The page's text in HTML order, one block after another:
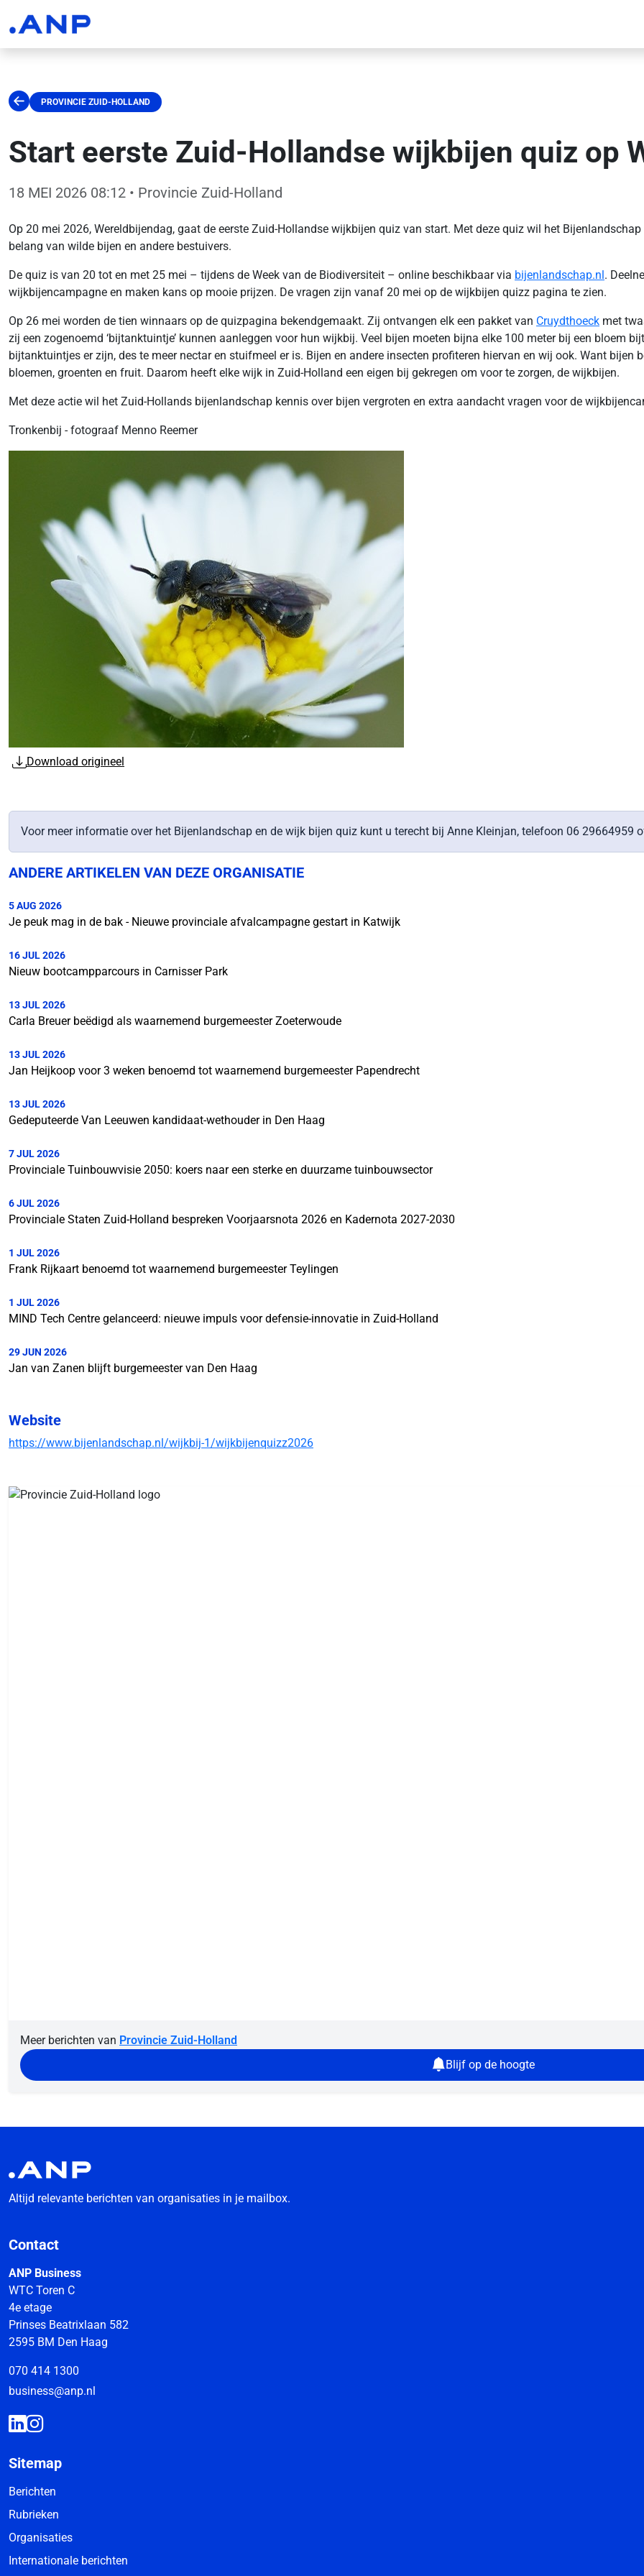
PROVINCIE ZUID-HOLLAND
Start eerste Zuid-Hollandse wijkbijen quiz op
18 MEI 2026 08:12 • Provincie Zuid-Holland
Op 20 mei 2026, Wereldbijendag, gaat de eerste Zuid-Hollandse wijkbijen quiz van start. Met deze quiz wil het
belang van wilde bijen en andere bestuivers.
De quiz is van 20 tot en met 25 mei – tijdens de Week van de Biodiversiteit – online beschikbaar via bijenlandschap.nl.
wijkbijencampagne en maken kans op mooie prijzen. De vragen zijn vanaf 20 mei op de wijkbijen quizz pagina te zien.
Op 26 mei worden de tien winnaars op de quizpagina bekendgemaakt. Zij ontvangen elk een pakket van Cruydthoeck met
zij een zogenoemd ‘bijtanktuintje’ kunnen aanleggen voor hun wijkbij. Veel bijen moeten bijna elke 100 meter bij een bloem
bijtanktuintjes er zijn, des te meer nectar en stuifmeel er is. Bijen en andere insecten profiteren hiervan en wij ook. Want bijen
bloemen, groenten en fruit. Daarom heeft elke wijk in Zuid-Holland een eigen bij gekregen om voor te zorgen, de wijkbijen.
Met deze actie wil het Zuid-Hollands bijenlandschap kennis over bijen vergroten en extra aandacht vragen voor de
Tronkenbij - fotograaf Menno Reemer
Download origineel
Voor meer informatie over het Bijenlandschap en de wijk bijen quiz kunt u terecht bij Anne Kleinjan, telefoon 06 29664959
ANDERE ARTIKELEN VAN DEZE ORGANISATIE
5 AUG 2026
Je peuk mag in de bak - Nieuwe provinciale afvalcampagne gestart in Katwijk
16 JUL 2026
Nieuw bootcampparcours in Carnisser Park
13 JUL 2026
Carla Breuer beëdigd als waarnemend burgemeester Zoeterwoude
13 JUL 2026
Jan Heijkoop voor 3 weken benoemd tot waarnemend burgemeester Papendrecht
13 JUL 2026
Gedeputeerde Van Leeuwen kandidaat-wethouder in Den Haag
7 JUL 2026
Provinciale Tuinbouwvisie 2050: koers naar een sterke en duurzame tuinbouwsector
6 JUL 2026
Provinciale Staten Zuid-Holland bespreken Voorjaarsnota 2026 en Kadernota 2027-2030
1 JUL 2026
Frank Rijkaart benoemd tot waarnemend burgemeester Teylingen
1 JUL 2026
MIND Tech Centre gelanceerd: nieuwe impuls voor defensie-innovatie in Zuid-Holland
29 JUN 2026
Jan van Zanen blijft burgemeester van Den Haag
Website
https://www.bijenlandschap.nl/wijkbij-1/wijkbijenquizz2026
Meer berichten van Provincie Zuid-Holland
Blijf op de hoogte
Altijd relevante berichten van organisaties in je mailbox.
Contact
ANP Business
WTC Toren C
4e etage
Prinses Beatrixlaan 582
2595 BM Den Haag
070 414 1300
business@anp.nl
Sitemap
Berichten
Rubrieken
Organisaties
Internationale berichten